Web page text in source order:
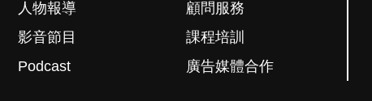
人物報導
影音節目
Podcast
顧問服務
課程培訓
廣告媒體合作